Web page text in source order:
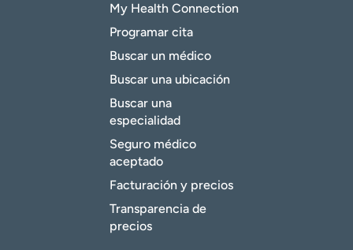
My Health Connection
Programar cita
Buscar un médico
Buscar una ubicación
Buscar una
especialidad
Seguro médico
aceptado
Facturación y precios
Transparencia de
precios